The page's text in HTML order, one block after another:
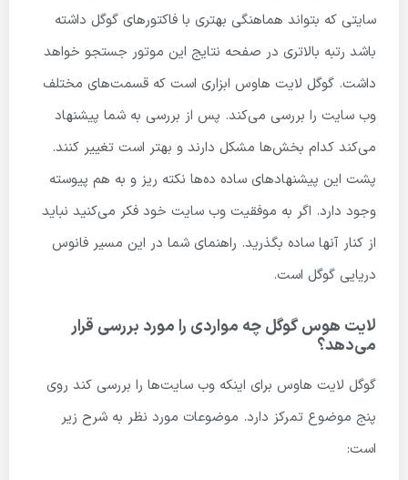
سایتی که بتواند هماهنگی بهتری با فاکتورهای گوگل داشته
باشد رتبه بالاتری در صفحه نتایج این موتور جستجو خواهد
داشت. گوگل لایت هاوس ابزاری است که قسمت‌های مختلف
وب‌ سایت را بررسی می‌کند. پس از بررسی به شما پیشنهاد
می‌کند کدام بخش‌ها مشکل دارند و بهتر است تغییر کنند.
پشت این پیشنهادهای ساده ده‌ها نکته ریز و به هم پیوسته
وجود دارد. اگر به موفقیت وب سایت خود فکر می‌کنید نباید
از کنار آنها ساده بگذرید. راهنمای شما در این مسیر فانوس
دریایی گوگل است.
لایت هوس گوگل چه مواردی را مورد بررسی قرار
می‌دهد؟
گوگل لایت هاوس برای اینکه وب سایت‌ها را بررسی کند روی
پنج موضوع تمرکز دارد. موضوعات مورد نظر به شرح زیر
است: